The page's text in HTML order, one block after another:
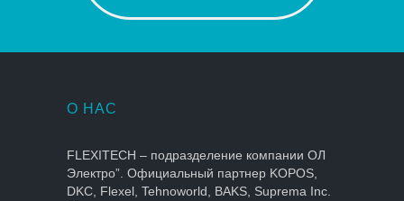
О НАС
FLEXITECH – подразделение компании ОЛ
Электро”. Официальный партнер KOPOS,
DKC, Flexel, Tehnoworld, BAKS, Suprema Inc.